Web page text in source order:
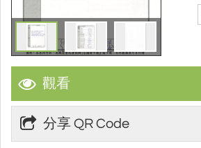
觀看
分享 QR Code